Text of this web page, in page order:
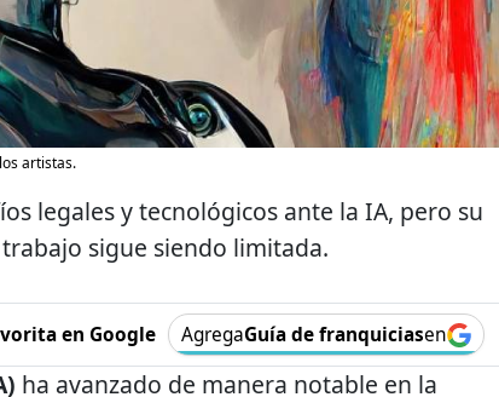
artistas.
legales y tecnológicos ante la IA, pero su
sigue siendo limitada.
en Google AgregaGuía de franquiciasen
ha avanzado de manera notable en la